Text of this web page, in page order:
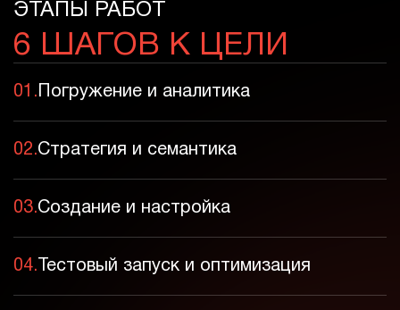
ЭТАПЫ РАБОТ
6 ШАГОВ К ЦЕЛИ
01. Погружение и аналитика
02.Стратегия и семантика
03.Создание и настройка
04. Тестовый запуск и оптимизация